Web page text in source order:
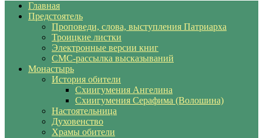
Главная
Предстоятель
Проповеди, слова, выступления Патриарха
Троицкие листки
Электронные версии книг
СМС-рассылка высказываний
Монастырь
История обители
Схиигумения Ангелина
Схиигумения Серафима (Волошина)
Настоятельница
Духовенство
Храмы обители